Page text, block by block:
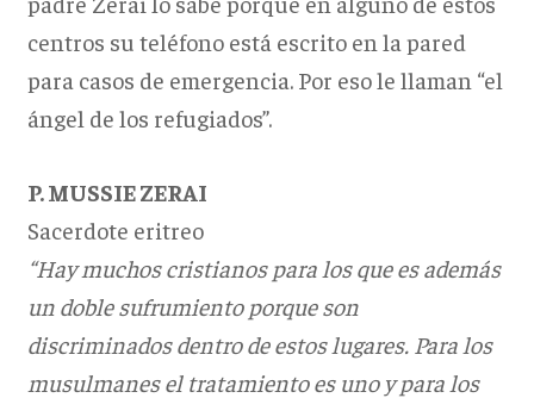
centros su teléfono está escrito en la pared
para casos de emergencia. Por eso le llaman “el
ángel de los refugiados”.
P. MUSSIE ZERAI
Sacerdote eritreo
“Hay muchos cristianos para los que es además
un doble sufrumiento porque son
discriminados dentro de estos lugares. Para los
musulmanes el tratamiento es uno y para los